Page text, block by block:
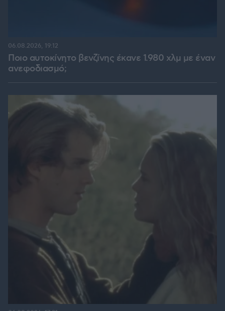
Ποιο αυτοκίνητο βενζίνης έκανε 1.980 χλμ με έναν
ανεφοδιασμό;
06.08.2026, 19:12